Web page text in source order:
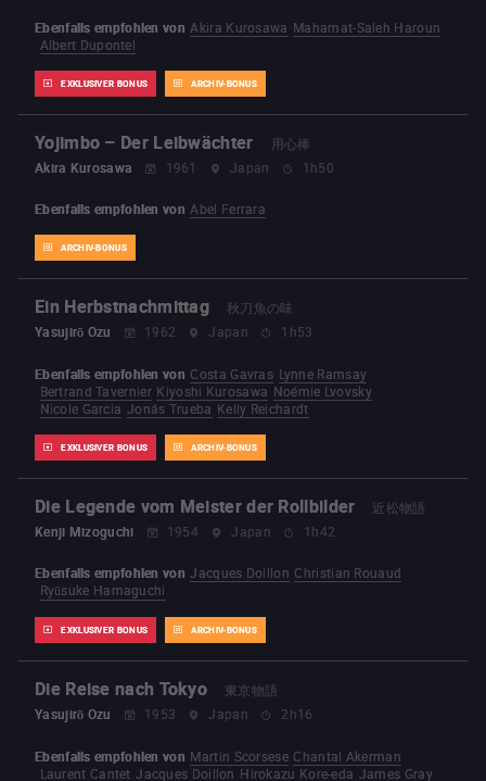
EXKLUSIVER BONUS ARCHIV-BONUS
Ebenfalls empfohlen von Akira Kurosawa Mahamat-Saleh Haroun
Albert Dupontel
Yojimbo – Der Leibwächter
用心棒
Akira Kurosawa
1961 Japan 1h50
ARCHIV-BONUS
Ebenfalls empfohlen von Abel Ferrara
Ein Herbstnachmittag
秋刀魚の味
Yasujirō Ozu
1962 Japan 1h53
EXKLUSIVER BONUS ARCHIV-BONUS
Ebenfalls empfohlen von Costa Gavras Lynne Ramsay
Bertrand Tavernier Kiyoshi Kurosawa Noémie Lvovsky
Nicole Garcia Jonás Trueba Kelly Reichardt
Die Legende vom Meister der Rollbilder
近松物語
Kenji Mizoguchi
1954 Japan 1h42
EXKLUSIVER BONUS ARCHIV-BONUS
Ebenfalls empfohlen von Jacques Doillon Christian Rouaud
Ryūsuke Hamaguchi
Die Reise nach Tokyo
東京物語
Yasujirō Ozu
1953 Japan 2h16
Ebenfalls empfohlen von Martin Scorsese Chantal Akerman
Laurent Cantet Jacques Doillon Hirokazu Kore-eda James Gray